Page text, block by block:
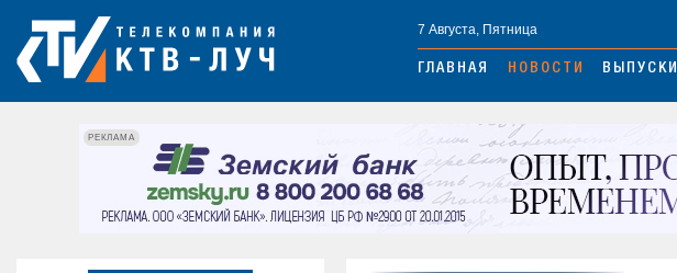
7 Августа, Пятница
ГЛАВНАЯ НОВОСТИ ВЫПУСКИ
РЕКЛАМА